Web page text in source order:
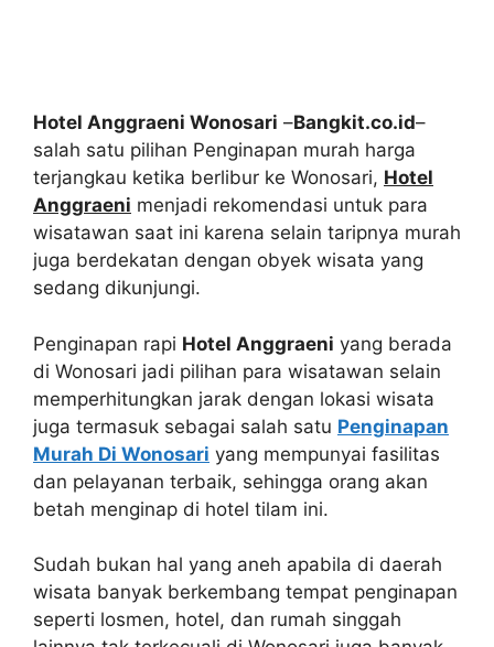
Hotel Anggraeni Wonosari –Bangkit.co.id–
salah satu pilihan Penginapan murah harga
terjangkau ketika berlibur ke Wonosari, Hotel
Anggraeni menjadi rekomendasi untuk para
wisatawan saat ini karena selain taripnya murah
juga berdekatan dengan obyek wisata yang
sedang dikunjungi.
Penginapan rapi Hotel Anggraeni yang berada
di Wonosari jadi pilihan para wisatawan selain
memperhitungkan jarak dengan lokasi wisata
juga termasuk sebagai salah satu Penginapan
Murah Di Wonosari yang mempunyai fasilitas
dan pelayanan terbaik, sehingga orang akan
betah menginap di hotel tilam ini.
Sudah bukan hal yang aneh apabila di daerah
wisata banyak berkembang tempat penginapan
seperti losmen, hotel, dan rumah singgah